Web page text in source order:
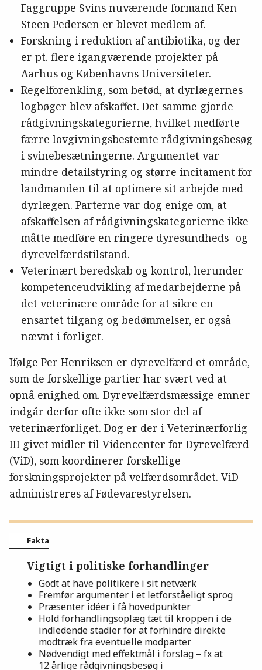
Faggruppe Svins nuværende formand Ken
Steen Pedersen er blevet medlem af.
Forskning i reduktion af antibiotika, og der
er pt. flere igangværende projekter på
Aarhus og Københavns Universiteter.
Regelforenkling, som betød, at dyrlægernes
logbøger blev afskaffet. Det samme gjorde
rådgivningskategorierne, hvilket medførte
færre lovgivningsbestemte rådgivningsbesøg
i svinebesætningerne. Argumentet var
mindre detailstyring og større incitament for
landmanden til at optimere sit arbejde med
dyrlægen. Parterne var dog enige om, at
afskaffelsen af rådgivningskategorierne ikke
måtte medføre en ringere dyresundheds- og
dyrevelfærdstilstand.
Veterinært beredskab og kontrol, herunder
kompetenceudvikling af medarbejderne på
det veterinære område for at sikre en
ensartet tilgang og bedømmelser, er også
nævnt i forliget.
Ifølge Per Henriksen er dyrevelfærd et område,
som de forskellige partier har svært ved at
opnå enighed om. Dyrevelfærdsmæssige emner
indgår derfor ofte ikke som stor del af
veterinærforliget. Dog er der i Veterinærforlig
III givet midler til Videncenter for Dyrevelfærd
(ViD), som koordinerer forskellige
forskningsprojekter på velfærdsområdet. ViD
administreres af Fødevarestyrelsen.
Fakta
Vigtigt i politiske forhandlinger
Godt at have politikere i sit netværk
Fremfør argumenter i et letforståeligt sprog
Præsenter idéer i få hovedpunkter
Hold forhandlingsoplæg tæt til kroppen i de
indledende stadier for at forhindre direkte
modtræk fra eventuelle modparter
Nødvendigt med effektmål i forslag – fx at
12 årlige rådgivningsbesøg i